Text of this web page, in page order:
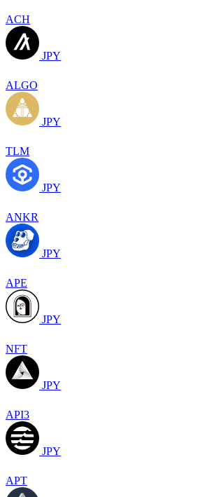
ACH
JPY
ALGO
JPY
TLM
JPY
ANKR
JPY
APE
JPY
NFT
JPY
API3
JPY
APT